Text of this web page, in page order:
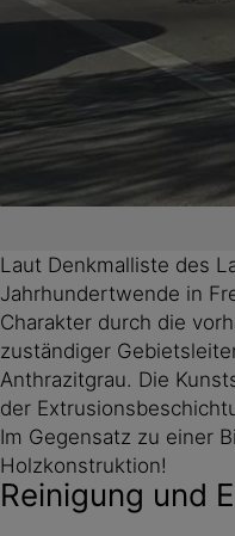
Laut Denkmalliste des
Jahrhundertwende in
Charakter durch die
zuständiger
Anthrazitgrau. Die
der
Im Gegensatz zu einer
Holzkonstruktion!
Reinigung und